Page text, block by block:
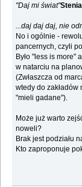
"Daj mi świat"
...daj daj daj, nie
No i ogólnie -
pancernych, czyli
Było "less is more"
w natarciu na
(Zwłaszcza od
wtedy do
"mieli gadane").
Może już warto
noweli?
Brak jest podziału
Kto zaproponuje